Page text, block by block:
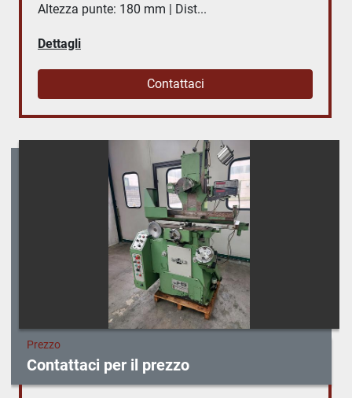
Altezza punte: 180 mm | Dist...
Dettagli
Contattaci
Prezzo
Contattaci per il prezzo